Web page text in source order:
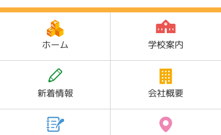
ホーム 学校案内
新着情報 会社概要